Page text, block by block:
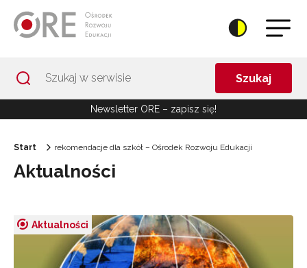
Szukaj
Newsletter ORE – zapisz się!
Start rekomendacje dla szkół – Ośrodek Rozwoju Edukacji
Aktualności
Aktualności